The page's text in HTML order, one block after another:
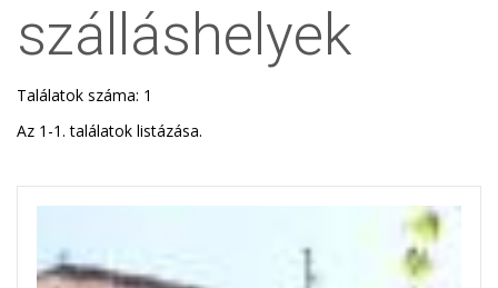
szálláshelyek
Találatok száma: 1
Az 1-1. találatok listázása.